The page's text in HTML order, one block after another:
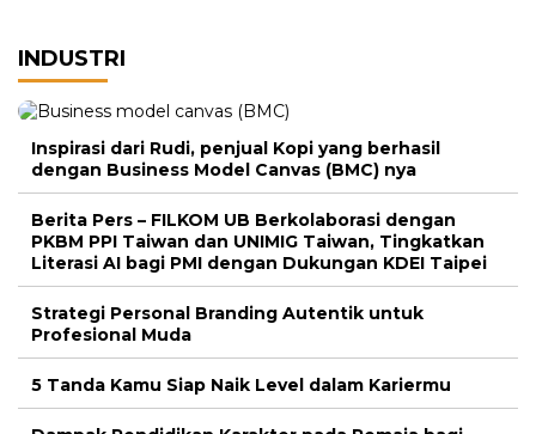
INDUSTRI
Inspirasi dari Rudi, penjual Kopi yang berhasil
dengan Business Model Canvas (BMC) nya
Berita Pers – FILKOM UB Berkolaborasi dengan
PKBM PPI Taiwan dan UNIMIG Taiwan, Tingkatkan
Literasi AI bagi PMI dengan Dukungan KDEI Taipei
Strategi Personal Branding Autentik untuk
Profesional Muda
5 Tanda Kamu Siap Naik Level dalam Kariermu